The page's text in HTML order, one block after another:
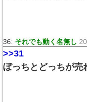
36: それでも動く名無し
>>31
ぼっちとどっちが売